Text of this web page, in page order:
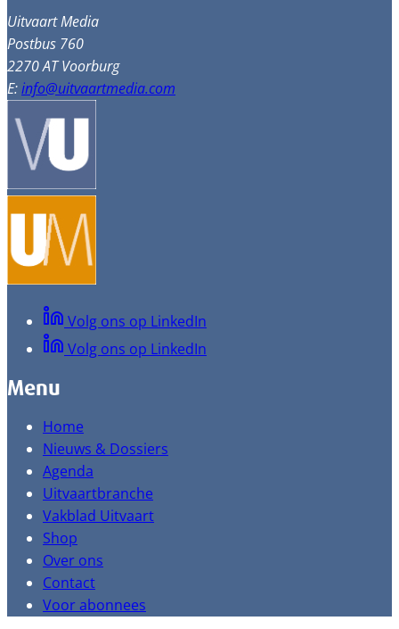
Uitvaart Media
Postbus 760
2270 AT Voorburg
E:info@uitvaartmedia.com
Volg ons op LinkedIn
Volg ons op LinkedIn
Menu
Home
Nieuws & Dossiers
Agenda
Uitvaartbranche
Vakblad Uitvaart
Shop
Over ons
Contact
Voor abonnees